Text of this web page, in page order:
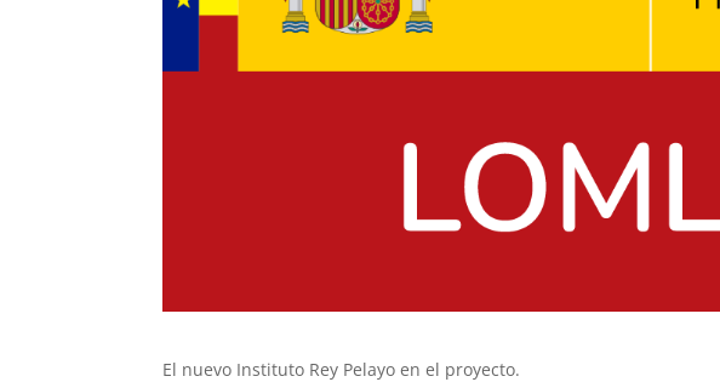
El nuevo Instituto Rey Pelayo en el proyecto.